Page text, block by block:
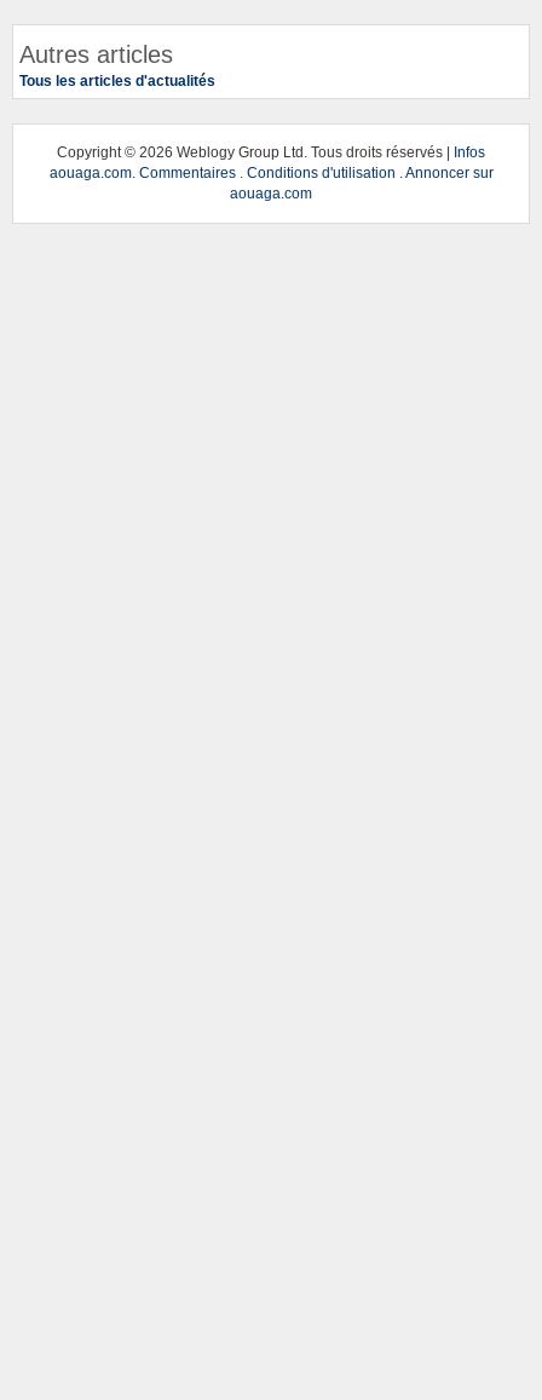
Autres articles
Tous les articles d'actualités
Copyright © 2026 Weblogy Group Ltd. Tous droits réservés |
Infos
aouaga.com. Commentaires. Conditions d'utilisation .Annoncer sur
aouaga.com